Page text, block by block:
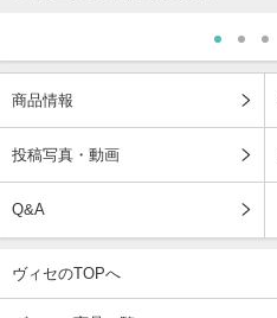
商品情報
投稿写真・動画
Q&A
ヴィセのTOPへ